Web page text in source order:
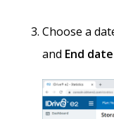
Choose a
and End date